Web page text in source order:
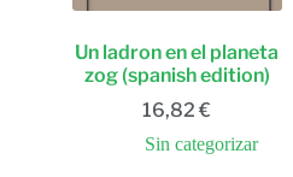
Un ladron en el planeta
zog (spanish edition)
16,82€
Sin categorizar